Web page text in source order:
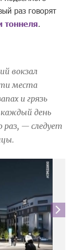
раз говорят
тоннеля.
вокзал
места
и грязь
день
раз, — следует